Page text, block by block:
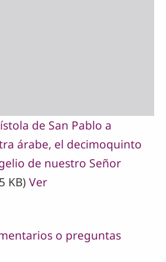
de San Pablo a
árabe, el decimoquinto
de nuestro Señor
KB) Ver
o preguntas